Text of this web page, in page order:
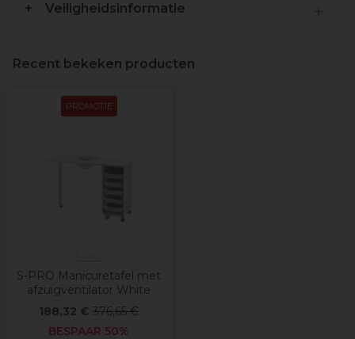
Veiligheidsinformatie
Recent bekeken producten
PROMOTIE
S-PRO Manicuretafel met
afzuigventilator White
188,32 € 376,65 €
BESPAAR 50%